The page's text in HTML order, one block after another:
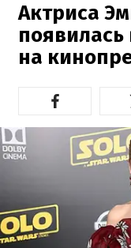
Актриса
на